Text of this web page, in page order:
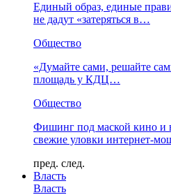
Единый образ, единые
не дадут «затеряться в…
Общество
«Думайте сами, решайте
площадь у КДЦ…
Общество
Фишинг под маской кино и
свежие уловки интернет-
пред. след.
Власть
Власть